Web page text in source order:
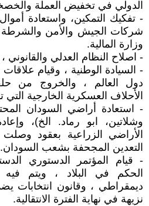
الدولي في تخفيض العملة
- تفكيك التمكين، واستعادة
شركات الجيش والأمن والشرطة
وزارة المالية.
- اصلاح النظام العدلي والقانوني ،
- السيادة الوطنية ، وقيام
دول العالم ، والخروج من
الأحلاف العسكرية الخارجية
- استعادة أراضي السودان
وشلاتين، ابو رماد. الخ)،
التعدين المجحفة بشعب السودان.
- قيام المؤتمر الدستوري
الحكم في البلاد ، ويتم
ديمقراطي ، وقانون انتخابات
نزيهة في نهاية الفترة الانتقالية.